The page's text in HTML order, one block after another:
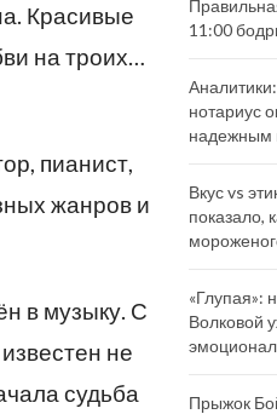
Красивые
на троих…
пианист,
жанров и
в музыку. С
не
судьба
11:00
нотариус
надежным
Вкус vs
показало,
«Глупая»:
Волковой
Прыжок